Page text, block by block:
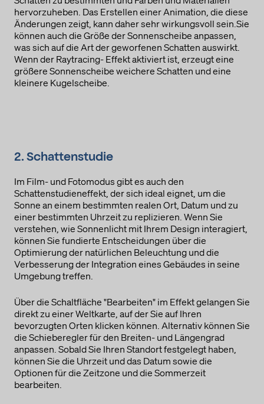
hervorzuheben. Das Erstellen einer Animation, die diese
Änderungen zeigt, kann daher sehr wirkungsvoll sein.Sie
können auch die Größe der Sonnenscheibe anpassen,
was sich auf die Art der geworfenen Schatten auswirkt.
Wenn der Raytracing- Effekt aktiviert ist, erzeugt eine
größere Sonnenscheibe weichere Schatten und eine
kleinere Kugelscheibe.
2. Schattenstudie
Im Film- und Fotomodus gibt es auch den
Schattenstudieneffekt, der sich ideal eignet, um die
Sonne an einem bestimmten realen Ort, Datum und zu
einer bestimmten Uhrzeit zu replizieren. Wenn Sie
verstehen, wie Sonnenlicht mit Ihrem Design interagiert,
können Sie fundierte Entscheidungen über die
Optimierung der natürlichen Beleuchtung und die
Verbesserung der Integration eines Gebäudes in seine
Umgebung treffen.
Über die Schaltfläche "Bearbeiten" im Effekt gelangen Sie
direkt zu einer Weltkarte, auf der Sie auf Ihren
bevorzugten Orten klicken können. Alternativ können Sie
die Schieberegler für den Breiten- und Längengrad
anpassen. Sobald Sie Ihren Standort festgelegt haben,
können Sie die Uhrzeit und das Datum sowie die
Optionen für die Zeitzone und die Sommerzeit
bearbeiten.